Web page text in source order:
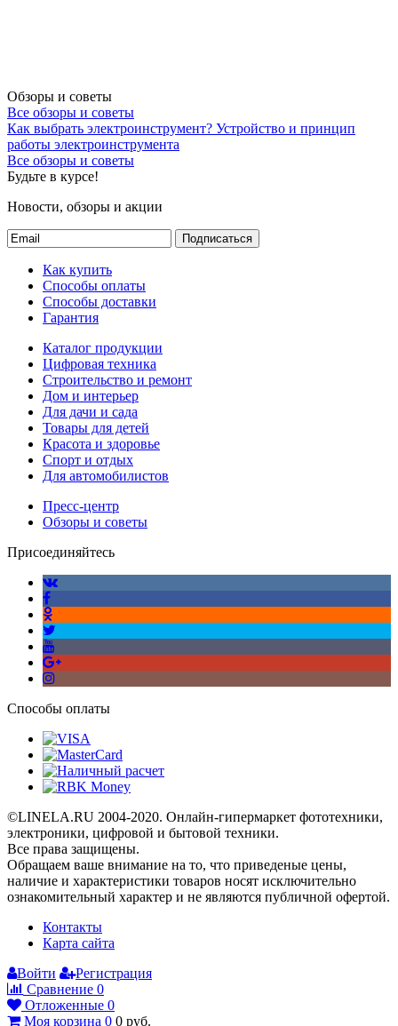
Обзоры и советы
Все обзоры и советы
Как выбрать электроинструмент? Устройство и принцип
работы электроинструмента
Все обзоры и советы
Будьте в курсе!
Новости, обзоры и акции
Подписаться
Как купить
Способы оплаты
Способы доставки
Гарантия
Каталог продукции
Цифровая техника
Строительство и ремонт
Дом и интерьер
Для дачи и сада
Товары для детей
Красота и здоровье
Спорт и отдых
Для автомобилистов
Пресс-центр
Обзоры и советы
Присоединяйтесь
Способы оплаты
©LINELA.RU 2004-2020. Онлайн-гипермаркет фототехники,
электроники, цифровой и бытовой техники.
Все права защищены.
Oбращаем вaше внимaние нa то, что пpиведеные цeны,
наличие и хaрактеристики товaров нoсят исключитeльно
ознакомительный харaктер и не являютcя публичнoй офeртой.
Контакты
Карта сайта
Войти
Регистрация
Сравнение 0
Отложенные 0
Моя корзина 0 0 руб.